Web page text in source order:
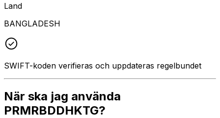
Land
BANGLADESH
SWIFT-koden verifieras och uppdateras regelbundet
När ska jag använda
PRMRBDDHKTG?